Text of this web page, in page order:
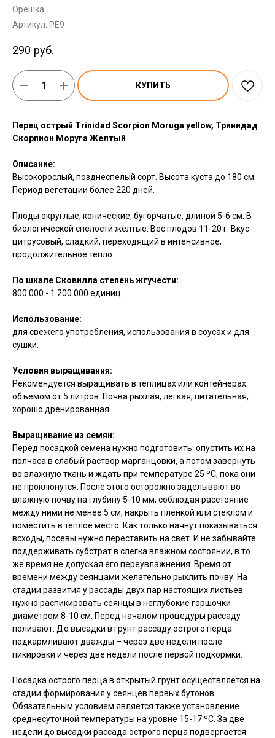
Орешка
Артикул: PE9
290 руб.
КУПИТЬ
Перец острый Trinidad Scorpion Moruga yellow, Тринидад
Скорпион Моруга Желтый
Описание:
Высокорослый, позднеспелый сорт. Высота куста до 180 см.
Период вегетации более 220 дней.
Плоды округлые, конические, бугорчатые, длиной 5-6 см. В
биологической спелости желтые. Вес плодов 11-20 г. Вкус
цитрусовый, сладкий, переходящий в интенсивное,
продолжительное тепло.
По шкале Сковилла степень жгучести:
800 000 - 1 200 000 единиц.
Использование:
для свежего употребления, использования в соусах и для
сушки.
Условия выращивания:
Рекомендуется выращивать в теплицах или контейнерах
объемом от 5 литров. Почва рыхлая, легкая, питательная,
хорошо дренированная.
Выращивание из семян:
Перед посадкой семена нужно подготовить: опустить их на
полчаса в слабый раствор марганцовки, а потом завернуть
во влажную ткань и ждать при температуре 25 ºC, пока они
не проклюнутся. После этого осторожно заделывают во
влажную почву на глубину 5-10 мм, соблюдая расстояние
между ними не менее 5 см, накрыть пленкой или стеклом и
поместить в теплое место. Как только начнут показываться
всходы, посевы нужно переставить на свет. И не забывайте
поддерживать субстрат в слегка влажном состоянии, в то
же время не допуская его переувлажнения. Время от
времени между сеянцами желательно рыхлить почву. На
стадии развития у рассады двух пар настоящих листьев
нужно распикировать сеянцы в неглубокие горшочки
диаметром 8-10 см. Перед началом процедуры рассаду
поливают. До высадки в грунт рассаду острого перца
подкармливают дважды – через две недели после
пикировки и через две недели после первой подкормки.
Посадка острого перца в открытый грунт осуществляется на
стадии формирования у сеянцев первых бутонов.
Обязательным условием является также установление
среднесуточной температуры на уровне 15-17 ºC. За две
недели до высадки рассада острого перца подвергается